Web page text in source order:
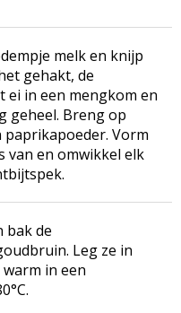
melk en knijp
gehakt, de
ei in een mengkom en
geheel. Breng op
Vorm
van en omwikkel elk
bak de
Leg ze in
in een